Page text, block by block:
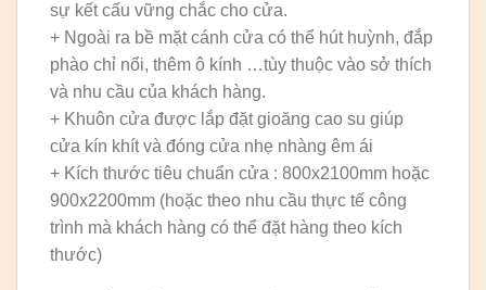
sự kết cấu vững chắc cho cửa.
+ Ngoài ra bề mặt cánh cửa có thể hút huỳnh, đắp
phào chỉ nổi, thêm ô kính …tùy thuộc vào sở thích
và nhu cầu của khách hàng.
+ Khuôn cửa được lắp đặt gioăng cao su giúp
cửa kín khít và đóng cửa nhẹ nhàng êm ái
+ Kích thước tiêu chuẩn cửa : 800x2100mm hoặc
900x2200mm (hoặc theo nhu cầu thực tế công
trình mà khách hàng có thể đặt hàng theo kích
thước)